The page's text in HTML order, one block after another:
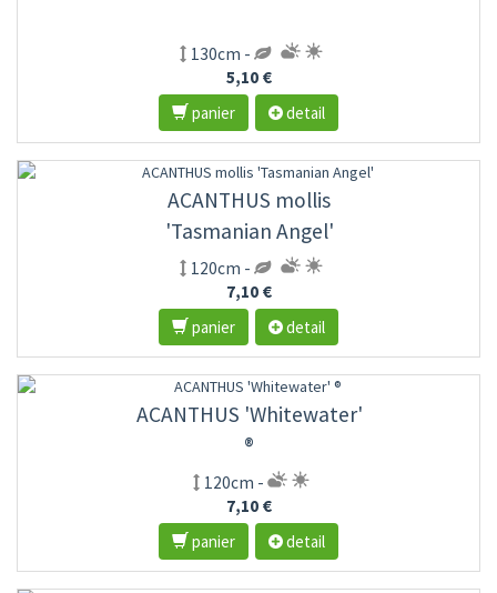
130cm -
5,10 €
panier
detail
ACANTHUS mollis
'Tasmanian Angel'
120cm -
7,10 €
panier
detail
ACANTHUS 'Whitewater'
®
120cm -
7,10 €
panier
detail